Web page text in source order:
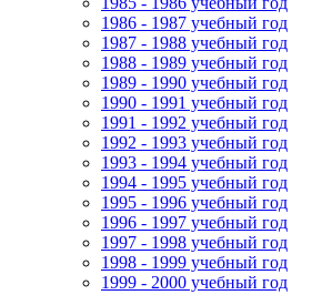
1986 - 1987 учебный год
1987 - 1988 учебный год
1988 - 1989 учебный год
1989 - 1990 учебный год
1990 - 1991 учебный год
1991 - 1992 учебный год
1992 - 1993 учебный год
1993 - 1994 учебный год
1994 - 1995 учебный год
1995 - 1996 учебный год
1996 - 1997 учебный год
1997 - 1998 учебный год
1998 - 1999 учебный год
1999 - 2000 учебный год